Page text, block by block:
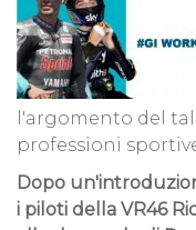
l'argomento del
professioni
Dopo
i piloti della VR46